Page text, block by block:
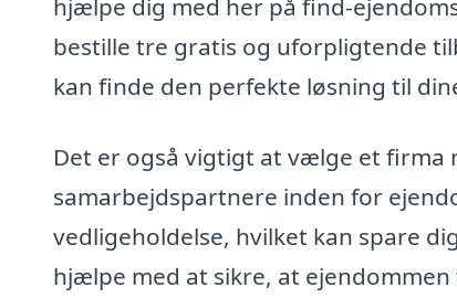
hjælpe dig med her på find-
bestille tre gratis og uforpligtende
kan finde den perfekte løsning til
Det er også vigtigt at vælge et firma
samarbejdspartnere inden for
vedligeholdelse, hvilket kan spare
hjælpe med at sikre, at